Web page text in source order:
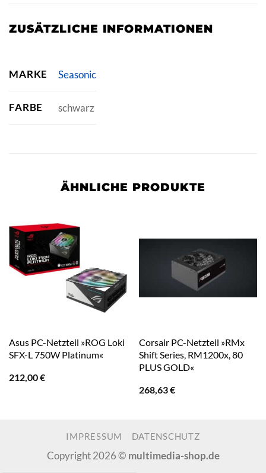
ZUSÄTZLICHE INFORMATIONEN
MARKE Seasonic
FARBE schwarz
ÄHNLICHE PRODUKTE
Asus PC-Netzteil »ROG Loki
SFX-L 750W Platinum«
212,00€
Corsair PC-Netzteil »RMx
Shift Series, RM1200x, 80
PLUS GOLD«
268,63€
IMPRESSUM DATENSCHUTZ
Copyright 2026 © multimedia-shop.de